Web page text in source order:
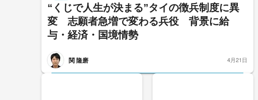
“くじで人生が決まる”タイの徴兵制度に異
変 志願者急増で変わる兵役 背景に給
与・経済・国境情勢
関 隆磨 4月21日